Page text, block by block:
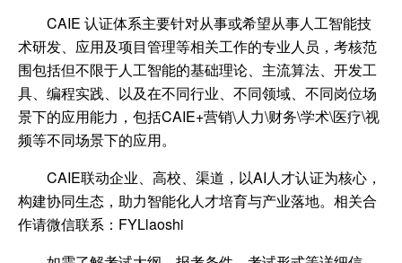
CAIE 认证体系主要针对从事或希望从事人工智能技
术研发、应用及项目管理等相关工作的专业人员，考核范
围包括但不限于人工智能的基础理论、主流算法、开发工
具、编程实践、以及在不同行业、不同领域、不同岗位场
景下的应用能力，包括CAIE+营销\人力\财务\学术\医疗\视
频等不同场景下的应用。
CAIE联动企业、高校、渠道，以AI人才认证为核心，
构建协同生态，助力智能化人才培育与产业落地。相关合
作请微信联系：FYLlaoshi